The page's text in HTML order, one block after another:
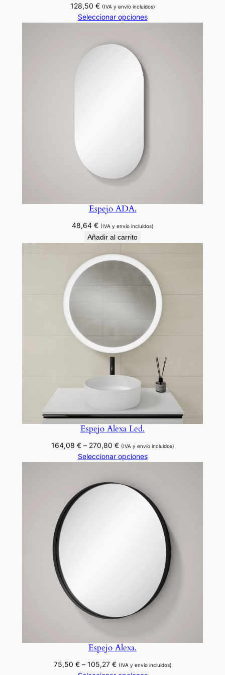
128,50 € (IVA y envío incluidos)
Seleccionar opciones
Espejo ADA.
48,64 € (IVA y envío incluidos)
Añadir al carrito
Espejo Alexa Led.
164,08 € – 270,80 €Rango
de
164,08 €
(IVA y envío incluidos)
Seleccionar opciones
Espejo Alexa.
75,50 € – 105,27 €Rango
(IVA y envío incluidos)